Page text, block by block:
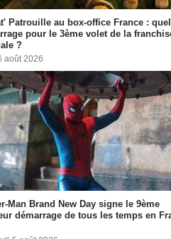
Patrouille au box-office France : quel
pour le 3ème volet de la
?
août 2026
Man Brand New Day signe le 9ème
démarrage de tous les temps en